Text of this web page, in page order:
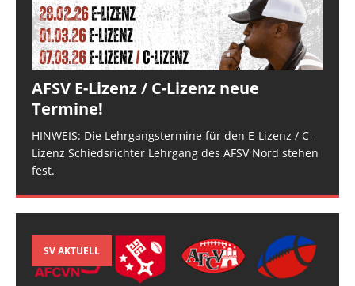
AFSV E-Lizenz / C-Lizenz neue
Termine!
HINWEIS: Die Lehrgangstermine für den E-Lizenz / C-
Lizenz Schiedsrichter Lehrgang des AFSV Nord stehen
fest.
SV AKTUELL